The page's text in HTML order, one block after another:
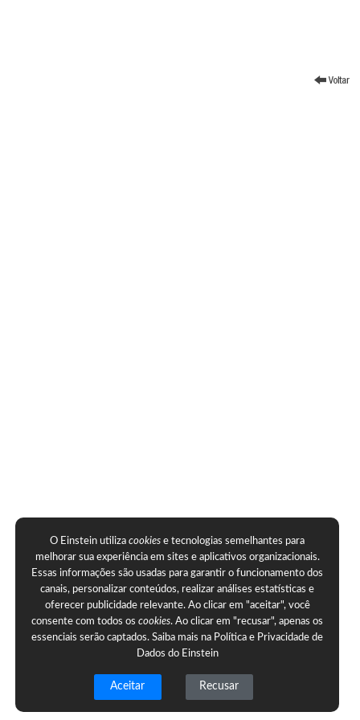
O Einstein utilizacookies e tecnologias semelhantes para
melhorar sua experiência em sites e aplicativos organizacionais.
Essas informações são usadas para garantir o funcionamento dos
canais, personalizar conteúdos, realizar análises estatísticas e
oferecer publicidade relevante. Ao clicar em "aceitar", você
consente com todos oscookies. Ao clicar em "recusar", apenas os
essenciais serão captados. Saiba mais na Política e Privacidade de
Dados do Einstein
Aceitar Recusar